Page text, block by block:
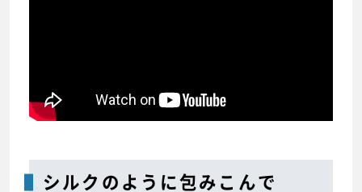
シルクのように包みこんで